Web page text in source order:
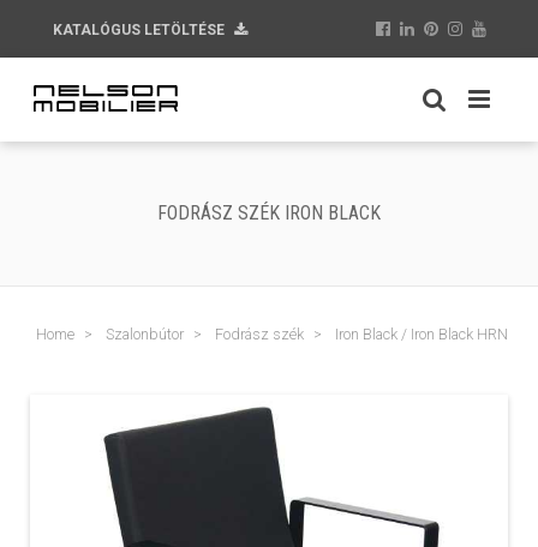
KATALÓGUS LETÖLTÉSE
FODRÁSZ SZÉK IRON BLACK
Home Szalonbútor Fodrász szék Iron Black / Iron Black HRN